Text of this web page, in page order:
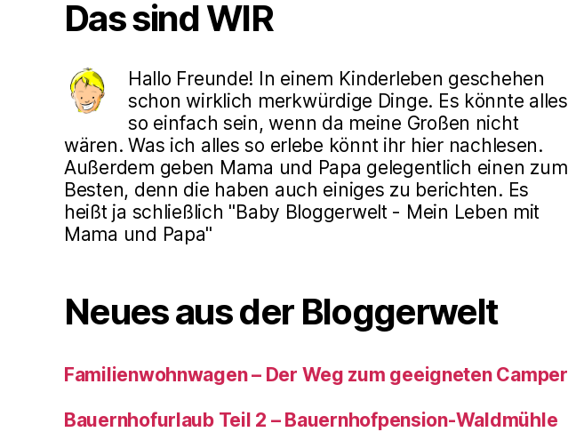
Das sind WIR
Hallo Freunde! In einem Kinderleben geschehen
schon wirklich merkwürdige Dinge. Es könnte alles
so einfach sein, wenn da meine Großen nicht
wären. Was ich alles so erlebe könnt ihr hier nachlesen.
Außerdem geben Mama und Papa gelegentlich einen zum
Besten, denn die haben auch einiges zu berichten. Es
heißt ja schließlich "Baby Bloggerwelt - Mein Leben mit
Mama und Papa"
Neues aus der Bloggerwelt
Familienwohnwagen – Der Weg zum geeigneten Camper
Bauernhofurlaub Teil 2 – Bauernhofpension-Waldmühle